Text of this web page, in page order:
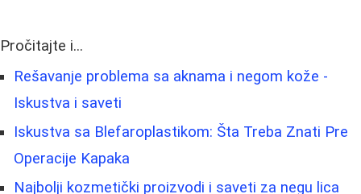
Pročitajte i...
Rešavanje problema sa aknama i negom kože -
Iskustva i saveti
Iskustva sa Blefaroplastikom: Šta Treba Znati Pre
Operacije Kapaka
Najbolji kozmetički proizvodi i saveti za negu lica